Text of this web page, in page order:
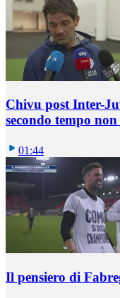
Chivu post Inter-
secondo tempo
01:44
Il pensiero di